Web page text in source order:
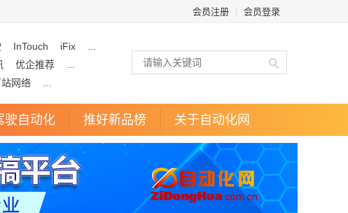
会员注册 会员登录
InTouch iFix
优企推荐
站网络
驶自动化 推好新品榜 关于自动化网